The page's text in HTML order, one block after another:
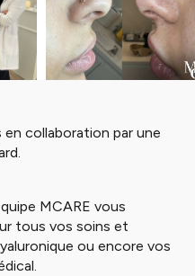
collaboration par une
et le Dr Sillard.
MCARE vous
tous vos soins et
ou encore vos